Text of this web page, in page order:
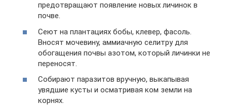
предотвращают появление новых личинок в
почве.
Сеют на плантациях бобы, клевер, фасоль.
Вносят мочевину, аммиачную селитру для
обогащения почвы азотом, который личинки не
переносят.
Собирают паразитов вручную, выкапывая
увядшие кусты и осматривая ком земли на
корнях.